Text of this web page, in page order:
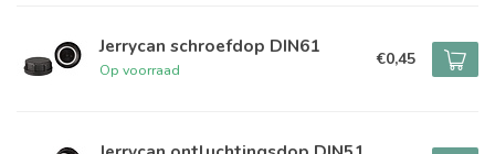
Jerrycan schroefdop DIN61
Op voorraad
€0,45